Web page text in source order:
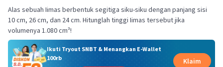
Alas sebuah Iimas berbentuk segitiga siku-siku dengan panjang sisi
10 cm, 26 cm, dan 24 cm. Hitunglah tinggi Iimas tersebut jika
volumenya 1.080 cm³!
Ikuti Tryout SNBT & Menangkan E-Wallet
100rb
Klaim